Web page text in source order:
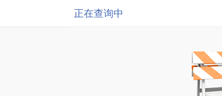
正在查询中